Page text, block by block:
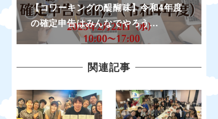
【コワーキングの醍醐味】令和4年度
の確定申告はみんなでやろう…
関連記事